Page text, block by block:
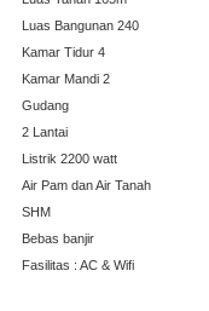
Luas Bangunan 240
Kamar Tidur 4
Kamar Mandi 2
Gudang
2 Lantai
Listrik 2200 watt
Air Pam dan Air Tanah
SHM
Bebas banjir
Fasilitas : AC & Wifi